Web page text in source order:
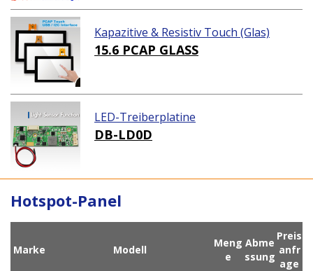
Kapazitive & Resistiv Touch (Glas)
15.6 PCAP GLASS
LED-Treiberplatine
DB-LD0D
Hotspot-Panel
Marke Modell
Meng
e
Abme
ssung
Preis
anfr
age